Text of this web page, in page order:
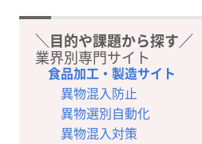
＼目的や課題から探す／
業界別専門サイト
食品加工・製造サイト
異物混入防止
異物選別自動化
異物混入対策